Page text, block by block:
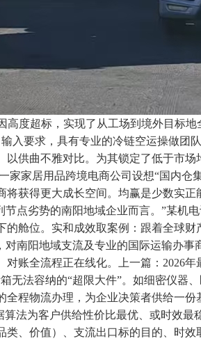
度超标，实现了从工场到境外目标
入要求，具有专业的冷链空运操做团
供曲不雅对比。为其锁定了低于市场
家居用品跨境电商公司设想“国内仓
获得更大成长空间。均赢是少数实
点劣势的南阳地域企业而言。”某机
舱位。实和成效取案例：跟着全球财
南阳地域支流及专业的国际运输办
账全流程正在线化。上一篇：2026
无法容纳的“超限大件”。如细密仪器
程物流办理，为企业决策者供给一
法为客户供给性价比最优、或时效最
、价值）、支流出口标的目的、时